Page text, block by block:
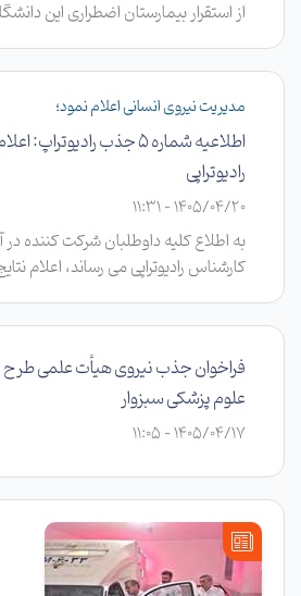
از استقرار بیمارستان اضطراری این
مدیریت نیروی انسانی اعلام نمود؛
اطلاعیه شماره 5 جذب
رادیوتراپی
1405/04/20 - 11:31
به اطلاع کلیه داوطلبان شرکت کننده
کارشناس رادیوتراپی می رساند، اعلام
فراخوان جذب نیروی هیأت علمی
علوم پزشکی سبزوار
1405/04/17 - 11:05